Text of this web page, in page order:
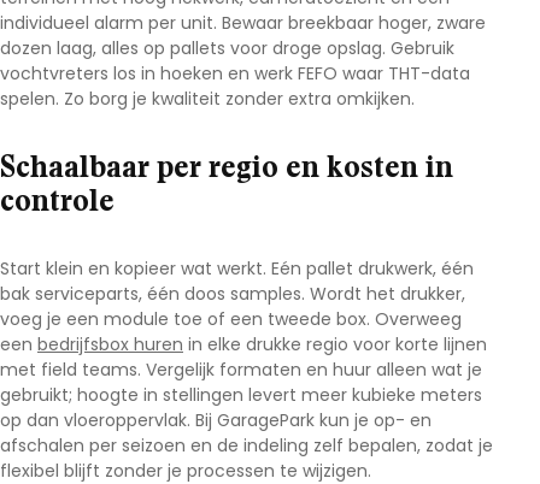
individueel alarm per unit. Bewaar breekbaar hoger, zware
dozen laag, alles op pallets voor droge opslag. Gebruik
vochtvreters los in hoeken en werk FEFO waar THT-data
spelen. Zo borg je kwaliteit zonder extra omkijken.
Schaalbaar per regio en kosten in
controle
Start klein en kopieer wat werkt. Eén pallet drukwerk, één
bak serviceparts, één doos samples. Wordt het drukker,
voeg je een module toe of een tweede box. Overweeg
een bedrijfsbox huren in elke drukke regio voor korte lijnen
met field teams. Vergelijk formaten en huur alleen wat je
gebruikt; hoogte in stellingen levert meer kubieke meters
op dan vloeroppervlak. Bij GaragePark kun je op- en
afschalen per seizoen en de indeling zelf bepalen, zodat je
flexibel blijft zonder je processen te wijzigen.